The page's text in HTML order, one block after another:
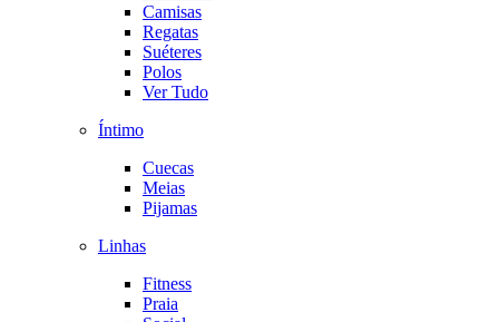
Camisas
Regatas
Suéteres
Polos
Ver Tudo
Íntimo
Cuecas
Meias
Pijamas
Linhas
Fitness
Praia